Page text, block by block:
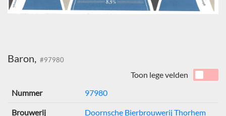
Baron, #97980
Toon lege velden
Nummer
97980
Brouwerij Doornsche Bierbrouwerij Thorhem